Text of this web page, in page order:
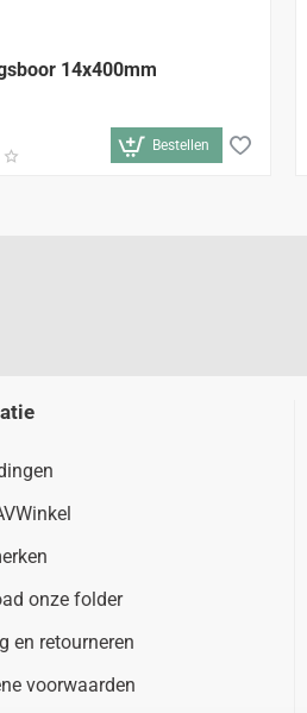
14x400mm
Bestellen
onze folder
en retourneren
voorwaarden